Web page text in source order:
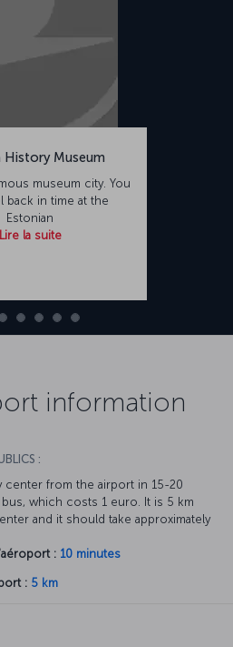
History Museum
museum city. You
back in time at the
Estonian
Lire la suite
information
:
center from the airport in 15-20
which costs 1 euro. It is 5 km
and it should take approximately
: 10 minutes
: 5 km